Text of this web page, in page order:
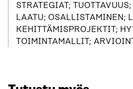
STRATEGIAT;
LAATU; OSALLISTAMINEN;
KEHITTÄMISPROJEKTIT;
TOIMINTAMALLIT;